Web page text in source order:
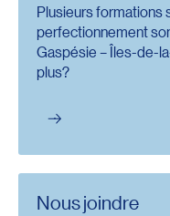
Plusieurs formations
perfectionnement
Gaspésie – Îles-de-
plus?
Nous joindre